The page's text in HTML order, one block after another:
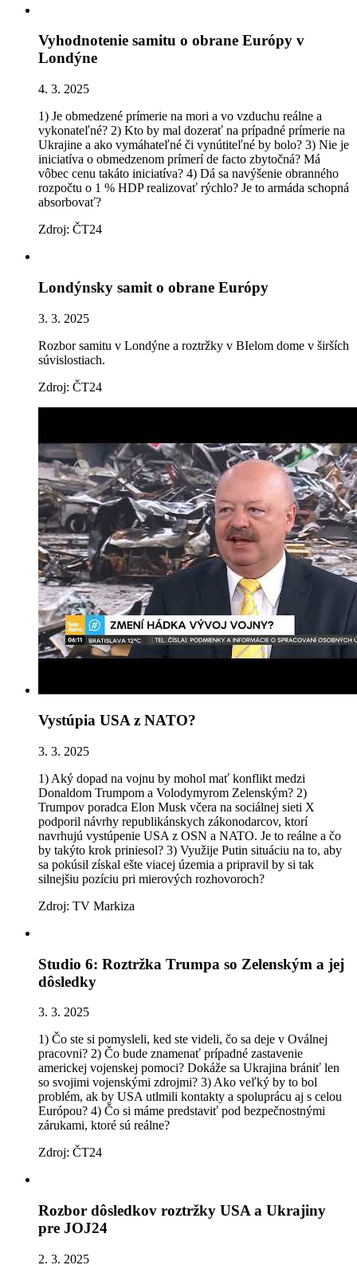
Vyhodnotenie samitu o obrane Európy v
Londýne
4. 3. 2025
1) Je obmedzené prímerie na mori a vo vzduchu reálne a
vykonateľné? 2) Kto by mal dozerať na prípadné prímerie na
Ukrajine a ako vymáhateľné či vynútiteľné by bolo? 3) Nie je
iniciatíva o obmedzenom prímerí de facto zbytočná? Má
vôbec cenu takáto iniciatíva? 4) Dá sa navýšenie obranného
rozpočtu o 1 % HDP realizovať rýchlo? Je to armáda schopná
absorbovať?
Zdroj: ČT24
Londýnsky samit o obrane Európy
3. 3. 2025
Rozbor samitu v Londýne a roztržky v BIelom dome v širších
súvislostiach.
Zdroj: ČT24
Vystúpia USA z NATO?
3. 3. 2025
1) Aký dopad na vojnu by mohol mať konflikt medzi
Donaldom Trumpom a Volodymyrom Zelenským? 2)
Trumpov poradca Elon Musk včera na sociálnej sieti X
podporil návrhy republikánskych zákonodarcov, ktorí
navrhujú vystúpenie USA z OSN a NATO. Je to reálne a čo
by takýto krok priniesol? 3) Využije Putin situáciu na to, aby
sa pokúsil získal ešte viacej územia a pripravil by si tak
silnejšiu pozíciu pri mierových rozhovoroch?
Zdroj: TV Markiza
Studio 6: Roztržka Trumpa so Zelenským a jej
dôsledky
3. 3. 2025
1) Čo ste si pomysleli, ked ste videli, čo sa deje v Oválnej
pracovni? 2) Čo bude znamenať prípadné zastavenie
americkej vojenskej pomoci? Dokáže sa Ukrajina brániť len
so svojimi vojenskými zdrojmi? 3) Ako veľký by to bol
problém, ak by USA utlmili kontakty a spoluprácu aj s celou
Európou? 4) Čo si máme predstaviť pod bezpečnostnými
zárukami, ktoré sú reálne?
Zdroj: ČT24
Rozbor dôsledkov roztržky USA a Ukrajiny
pre JOJ24
2. 3. 2025